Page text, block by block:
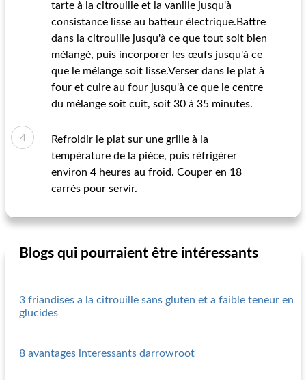
tarte à la citrouille et la vanille jusqu'à
consistance lisse au batteur électrique.Battre
dans la citrouille jusqu'à ce que tout soit bien
mélangé, puis incorporer les œufs jusqu'à ce
que le mélange soit lisse.Verser dans le plat à
four et cuire au four jusqu'à ce que le centre
du mélange soit cuit, soit 30 à 35 minutes.
Refroidir le plat sur une grille à la
température de la pièce, puis réfrigérer
environ 4 heures au froid. Couper en 18
carrés pour servir.
Blogs qui pourraient être intéressants
3 friandises a la citrouille sans gluten et a faible teneur en
glucides
8 avantages interessants darrowroot